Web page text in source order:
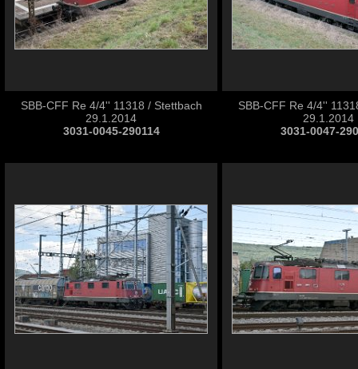
SBB-CFF Re 4/4'' 11318 / Stettbach
29.1.2014
3031-0045-290114
SBB-CFF Re 4/4''
29.1.2014
3031-0047-